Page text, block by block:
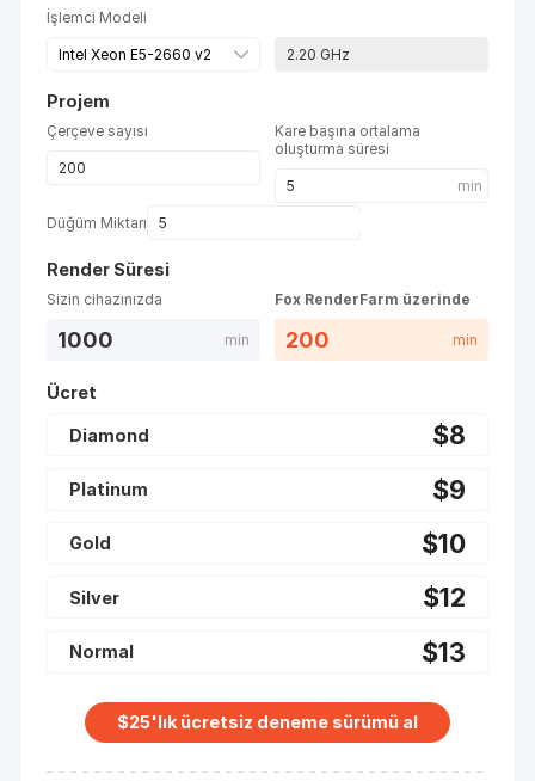
İşlemci Modeli
2.20 GHz
Projem
Çerçeve sayısı
Kare başına ortalama
oluşturma süresi
min
Düğüm Miktarı
Render Süresi
Sizin cihazınızda
1000 min
Fox RenderFarm üzerinde
200 min
Ücret
Diamond $8
Platinum $9
Gold $10
Silver $12
Normal $13
$25'lık ücretsiz deneme sürümü al